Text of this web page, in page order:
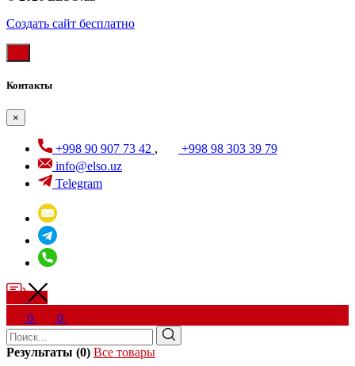
Создать cайт бесплатно
Контакты
×
+998 90 907 73 42 ,
+998 98 303 39 79
info@elso.uz
Telegram
0 0
Результаты (0) Все товары